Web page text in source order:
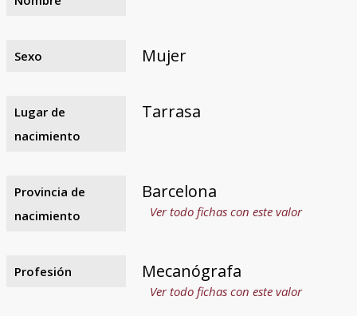
Sexo Mujer
Lugar de
nacimiento
Tarrasa
Provincia de
nacimiento
Barcelona
Ver todo fichas con este valor
Profesión Mecanógrafa
Ver todo fichas con este valor